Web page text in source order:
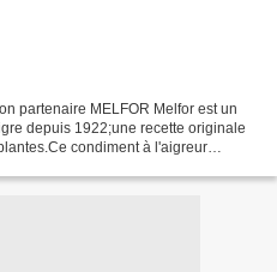
partenaire MELFOR Melfor est un
depuis 1922;une recette originale
condiment à l'aigreur